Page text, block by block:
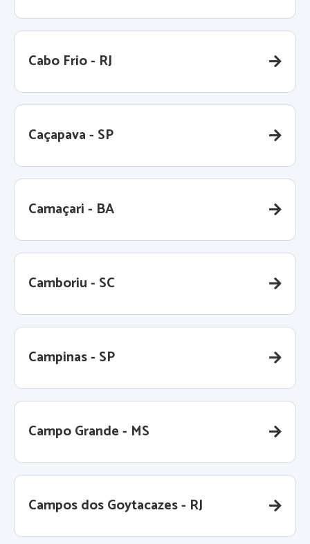
Cabo Frio - RJ
Caçapava - SP
Camaçari - BA
Camboriu - SC
Campinas - SP
Campo Grande - MS
Campos dos Goytacazes - RJ